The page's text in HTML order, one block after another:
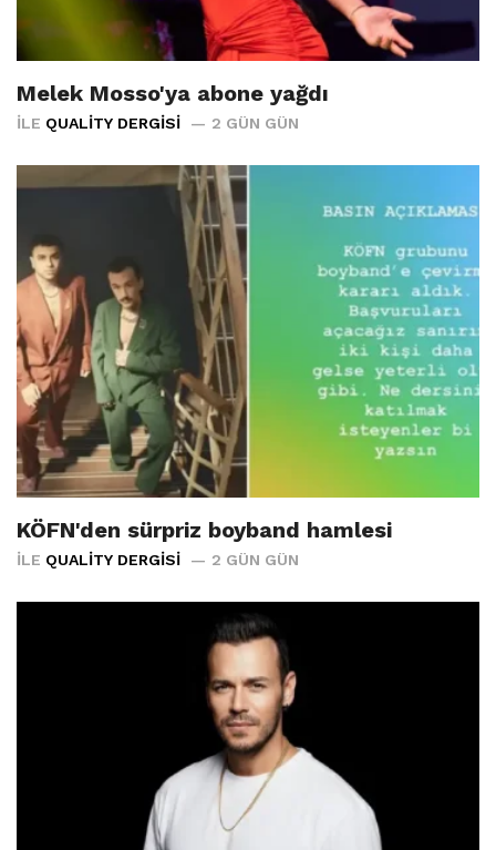
Melek Mosso'ya abone yağdı
İLE QUALITY DERGISI 2 GÜN GÜN
KÖFN'den sürpriz boyband hamlesi
İLE QUALITY DERGISI 2 GÜN GÜN